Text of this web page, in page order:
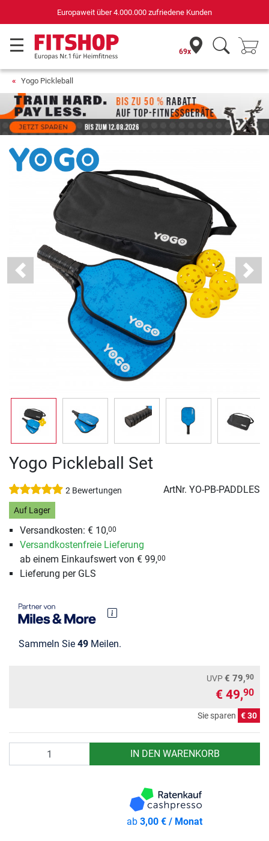
Europaweit über 4.000.000 zufriedene Kunden
69x
Yogo Pickleball
Previous Next
Yogo Pickleball Set
2 Bewertungen ArtNr. YO-PB-PADDLES
Auf Lager
Versandkosten: € 10,00
Versandkostenfreie Lieferung
ab einem Einkaufswert von € 99,00
Lieferung per GLS
Sammeln Sie 49 Meilen.
UVP€ 79,90
€ 49,90
Sie sparen € 30
IN DEN WARENKORB
ab3,00 € / Monat